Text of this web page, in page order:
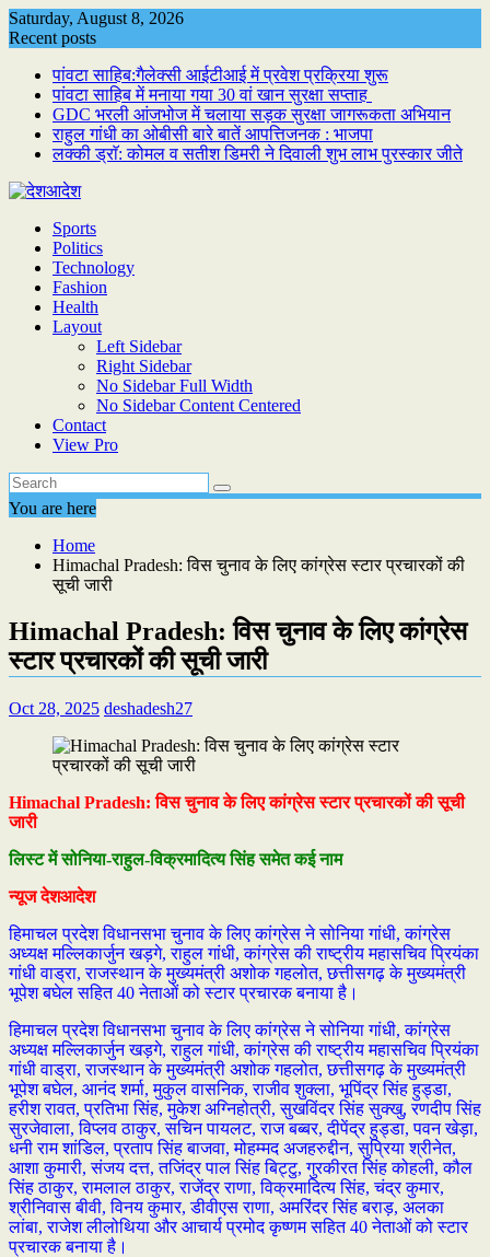
Skip
to
Saturday, August 8, 2026
Recent posts
पांवटा साहिब:गैलेक्सी आईटीआई में प्रवेश प्रक्रिया शुरू
पांवटा साहिब में मनाया गया 30 वां खान सुरक्षा सप्ताह
GDC भरली आंजभोज में चलाया सड़क सुरक्षा जागरूकता अभियान
राहुल गांधी का ओबीसी बारे बातें आपत्तिजनक : भाजपा
लक्की ड्राॅ: कोमल व सतीश डिमरी ने दिवाली शुभ लाभ पुरस्कार जीते
Sports
Politics
Technology
Fashion
Health
Layout
Left Sidebar
Right Sidebar
No Sidebar Full Width
No Sidebar Content Centered
Contact
View Pro
You are here
Home
Himachal Pradesh: विस चुनाव के लिए कांग्रेस स्टार प्रचारकों की
सूची जारी
Himachal Pradesh: विस चुनाव के लिए कांग्रेस
स्टार प्रचारकों की सूची जारी
Oct 28, 2025 deshadesh27
Himachal Pradesh: विस चुनाव के लिए कांग्रेस स्टार प्रचारकों की सूची
जारी
लिस्ट में सोनिया-राहुल-विक्रमादित्य सिंह समेत कई नाम
न्यूज देशआदेश
हिमाचल प्रदेश विधानसभा चुनाव के लिए कांग्रेस ने सोनिया गांधी, कांग्रेस
अध्यक्ष मल्लिकार्जुन खड़गे, राहुल गांधी, कांग्रेस की राष्ट्रीय महासचिव प्रियंका
गांधी वाड्रा, राजस्थान के मुख्यमंत्री अशोक गहलोत, छत्तीसगढ़ के मुख्यमंत्री
भूपेश बघेल सहित 40 नेताओं को स्टार प्रचारक बनाया है।
हिमाचल प्रदेश विधानसभा चुनाव के लिए कांग्रेस ने सोनिया गांधी, कांग्रेस
अध्यक्ष मल्लिकार्जुन खड़गे, राहुल गांधी, कांग्रेस की राष्ट्रीय महासचिव प्रियंका
गांधी वाड्रा, राजस्थान के मुख्यमंत्री अशोक गहलोत, छत्तीसगढ़ के मुख्यमंत्री
भूपेश बघेल, आनंद शर्मा, मुकुल वासनिक, राजीव शुक्ला, भूपिंद्र सिंह हुड्डा,
हरीश रावत, प्रतिभा सिंह, मुकेश अग्निहोत्री, सुखविंदर सिंह सुक्खु, रणदीप सिंह
सुरजेवाला, विप्लव ठाकुर, सचिन पायलट, राज बब्बर, दीपेंद्र हुड्डा, पवन खेड़ा,
धनी राम शांडिल, प्रताप सिंह बाजवा, मोहम्मद अजहरुद्दीन, सुप्रिया श्रीनेत,
आशा कुमारी, संजय दत्त, तजिंद्र पाल सिंह बिट्टु, गुरकीरत सिंह कोहली, कौल
सिंह ठाकुर, रामलाल ठाकुर, राजेंद्र राणा, विक्रमादित्य सिंह, चंद्र कुमार,
श्रीनिवास बीवी, विनय कुमार, डीवीएस राणा, अमरिंदर सिंह बराड़, अलका
लांबा, राजेश लीलोथिया और आचार्य प्रमोद कृष्णम सहित 40 नेताओं को स्टार
प्रचारक बनाया है।